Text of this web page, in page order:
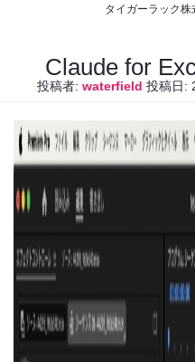
タイガーラック
Claude for
投稿者: waterfield 投稿日: